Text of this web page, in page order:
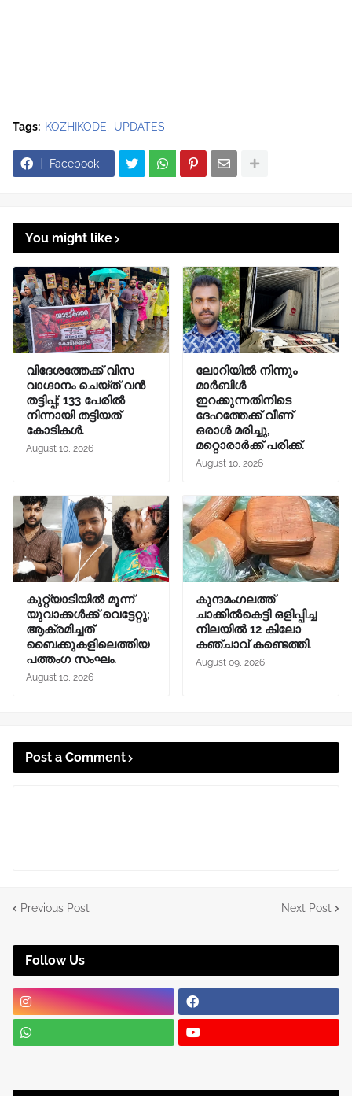
Tags: KOZHIKODE UPDATES
Facebook
You might like
വിദേശത്തേക്ക് വിസ
വാഗ്ദാനം ചെയ്ത് വൻ
തട്ടിപ്പ്; 133 പേരിൽ
നിന്നായി തട്ടിയത്
കോടികൾ.
August 10, 2026
ലോറിയിൽ നിന്നും
മാർബിൾ
ഇറക്കുന്നതിനിടെ
ദേഹത്തേക്ക് വീണ്
ഒരാൾ മരിച്ചു,
മറ്റൊരാർക്ക് പരിക്ക്.
August 10, 2026
കുറ്റ്യാടിയിൽ മൂന്ന്
യുവാക്കൾക്ക് വെട്ടേറ്റു;
ആക്രമിച്ചത്
ബൈക്കുകളിലെത്തിയ
പത്തംഗ സംഘം.
August 10, 2026
കുന്ദമംഗലത്ത്
ചാക്കില്‍കെട്ടി ഒളിപ്പിച്ച
നിലയില്‍ 12 കിലോ
കഞ്ചാവ് കണ്ടെത്തി.
August 09, 2026
Post a Comment
Previous Post Next Post
Follow Us